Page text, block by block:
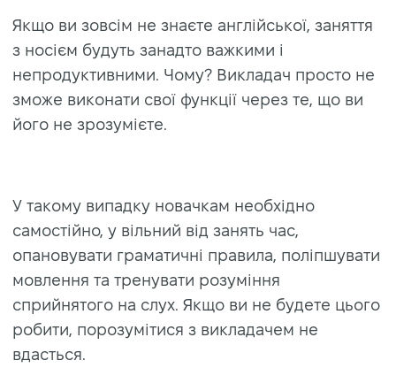
Якщо ви зовсім не знаєте англійської, заняття
з носієм будуть занадто важкими і
непродуктивними. Чому? Викладач просто не
зможе виконати свої функції через те, що ви
його не зрозумієте.
У такому випадку новачкам необхідно
самостійно, у вільний від занять час,
опановувати граматичні правила, поліпшувати
мовлення та тренувати розуміння
сприйнятого на слух. Якщо ви не будете цього
робити, порозумітися з викладачем не
вдасться.